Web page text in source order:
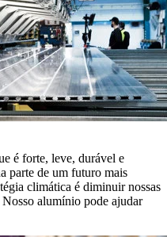
é forte, leve, durável e
parte de um futuro mais
climática é diminuir nossas
alumínio pode ajudar